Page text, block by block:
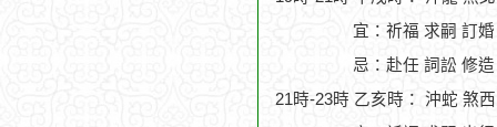
宜：祈福 求嗣 訂
忌：赴任 詞訟 修
21時-23時 乙亥時： 沖蛇 煞